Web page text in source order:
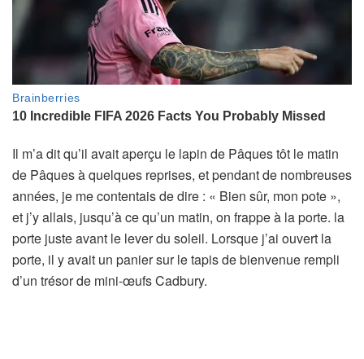
Il m’a dit qu’il avait aperçu le lapin de Pâques tôt le matin
de Pâques à quelques reprises, et pendant de nombreuses
années, je me contentais de dire : « Bien sûr, mon pote »,
et j’y allais, jusqu’à ce qu’un matin, on frappe à la porte. la
porte juste avant le lever du soleil. Lorsque j’ai ouvert la
porte, il y avait un panier sur le tapis de bienvenue rempli
d’un trésor de mini-œufs Cadbury.